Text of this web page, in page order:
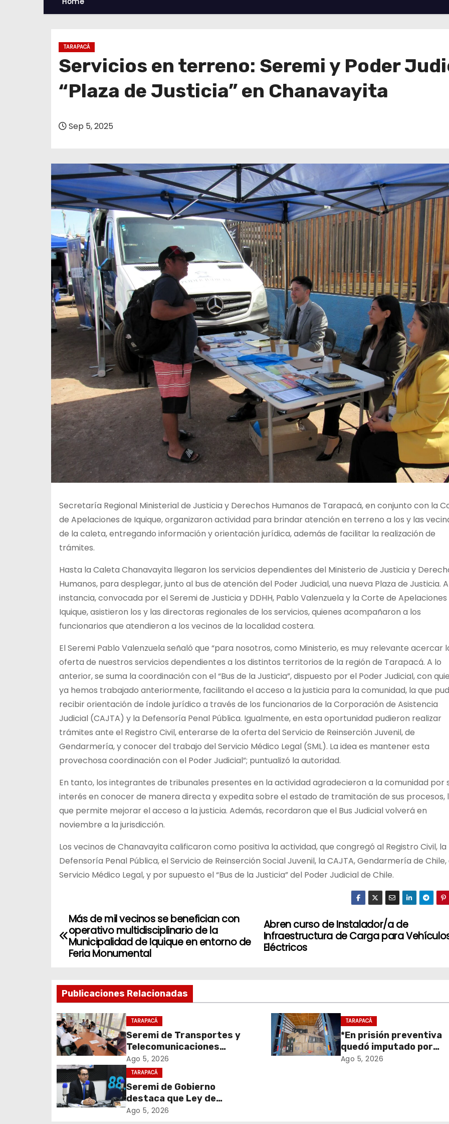
TARAPACÁ
Servicios en terreno: Seremi y Poder
“Plaza de Justicia” en Chanavayita
Sep 5, 2025
Secretaría Regional Ministerial de Justicia y Derechos Humanos de Tarapacá, en conjunto con la
de Apelaciones de Iquique, organizaron actividad para brindar atención en terreno a los y las
de la caleta, entregando información y orientación jurídica, además de facilitar la realización de
trámites.
Hasta la Caleta Chanavayita llegaron los servicios dependientes del Ministerio de Justicia y
Humanos, para desplegar, junto al bus de atención del Poder Judicial, una nueva Plaza de Justicia.
instancia, convocada por el Seremi de Justicia y DDHH, Pablo Valenzuela y la Corte de Apelaciones
Iquique, asistieron los y las directoras regionales de los servicios, quienes acompañaron a los
funcionarios que atendieron a los vecinos de la localidad costera.
El Seremi Pablo Valenzuela señaló que “para nosotros, como Ministerio, es muy relevante acercar
oferta de nuestros servicios dependientes a los distintos territorios de la región de Tarapacá. A lo
anterior, se suma la coordinación con el “Bus de la Justicia”, dispuesto por el Poder Judicial, con
ya hemos trabajado anteriormente, facilitando el acceso a la justicia para la comunidad, la que
recibir orientación de índole jurídico a través de los funcionarios de la Corporación de Asistencia
Judicial (CAJTA) y la Defensoría Penal Pública. Igualmente, en esta oportunidad pudieron realizar
trámites ante el Registro Civil, enterarse de la oferta del Servicio de Reinserción Juvenil, de
Gendarmería, y conocer del trabajo del Servicio Médico Legal (SML). La idea es mantener esta
provechosa coordinación con el Poder Judicial”; puntualizó la autoridad.
En tanto, los integrantes de tribunales presentes en la actividad agradecieron a la comunidad por
interés en conocer de manera directa y expedita sobre el estado de tramitación de sus procesos,
que permite mejorar el acceso a la justicia. Además, recordaron que el Bus Judicial volverá en
noviembre a la jurisdicción.
Los vecinos de Chanavayita calificaron como positiva la actividad, que congregó al Registro Civil, la
Defensoría Penal Pública, el Servicio de Reinserción Social Juvenil, la CAJTA, Gendarmería de Chile,
Servicio Médico Legal, y por supuesto el “Bus de la Justicia” del Poder Judicial de Chile.
N
a
e
g
a
c
i
ó
n
Abren curso de Instalador/a de
Infraestructura de Carga para
Eléctricos
Más de mil vecinos se benefician con
operativo multidisciplinario de la
Municipalidad de Iquique en entorno de
Feria Monumental
Publicaciones Relacionadas
TARAPACÁ
Seremi de Transportes y
Telecomunicaciones
encabezó primera mesa de
coordinación para el retiro
de cables en desuso en
Iquique
Ago 5, 2026
TARAPACÁ
*En prisión preventiva
quedó imputado por
receptación de
Ago 5, 2026
TARAPACÁ
Seremi de Gobierno
destaca que Ley de
Reconstrucción Nacional
Ago 5, 2026